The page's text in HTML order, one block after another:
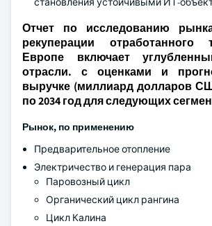
Отчет по исследованию
рекуперации
Европе включает
отрасли. с оценками и
выручке (миллиард долларов
по 2034 год для следующих
Рынок, по применению
Предварительное отопление
Электричество и генерация пара
Паровозный цикл
Органический цикл рангина
Цикл Калина